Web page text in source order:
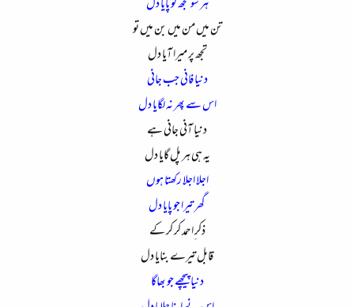
ہر سو تجھ کو پایا دل
تن میں من میں بن میں تو
تجھ پر میرا آیا دل
دنیا فانی جب جانی
اس سے پھر نہ لگایا دل
دنیا آنی جانی ہے
یہ ہی ہر پل گایا دل
اجلا اجلا رکھتا ہوں
گھر تیرا جو پایا دل
ذکر ِاحمد کر کر کے
قابل تیرے بنایا دل
دنیا پیچھے جو بھاگا